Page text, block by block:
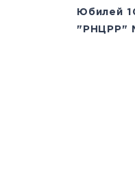
Юбилей
"РНЦРР"